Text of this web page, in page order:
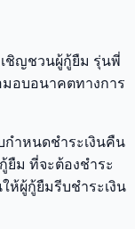
เชิญชวนผู้กู้ยืม รุ่นพี่
อบอนาคตทางการ
กำหนดชำระเงินคืน
ยืม ที่จะต้องชำระ
ห้ผู้กู้ยืมรีบชำระเงิน